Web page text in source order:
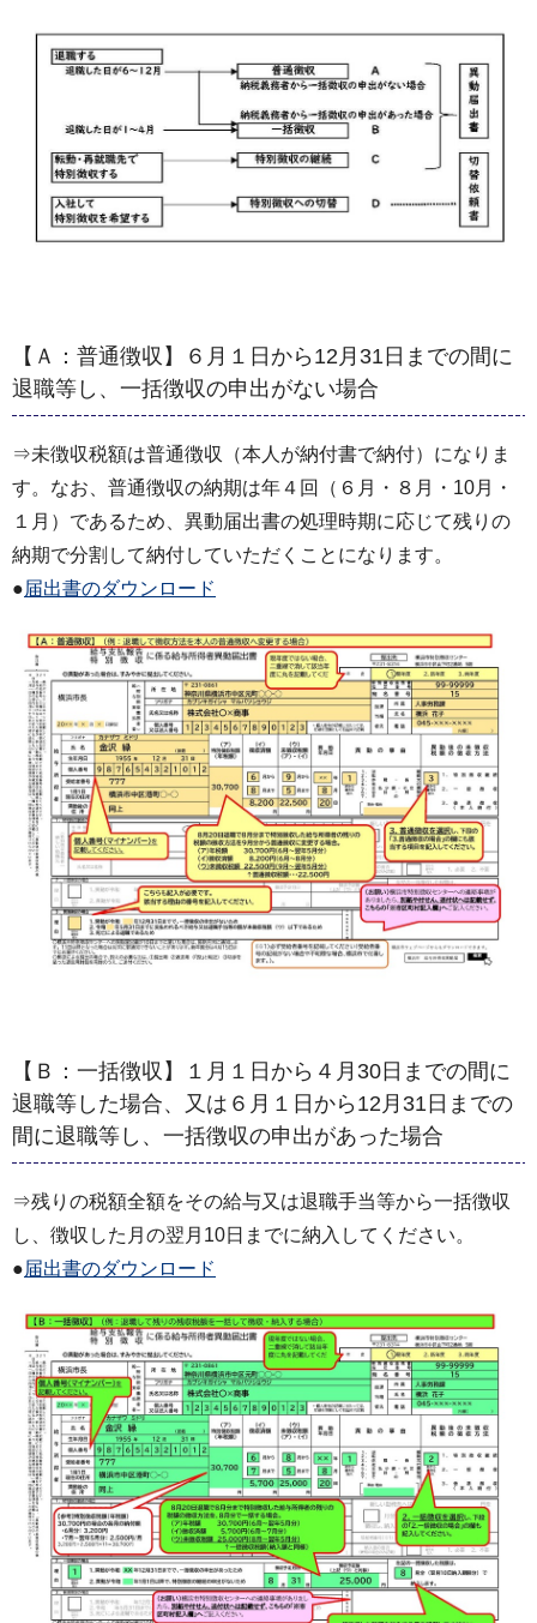
【Ａ：普通徴収】
６月１日から12月31日までの間に
退職等し、一括徴収の申出がない場合
⇒未徴収税額は普通徴収（本人が納付書で納付）になりま
す。なお、普通徴収の納期は年４回（６月・８月・10月・
１月）であるため、異動届出書の処理時期に応じて残りの
納期で分割して納付していただくことになります。
●届出書のダウンロード
【Ｂ：一括徴収】
１月１日から４月30日までの間に
退職等した場合、又は６月１日から12月31日までの
間に退職等し、一括徴収の申出があった場合
⇒残りの税額全額をその給与又は退職手当等から一括徴収
し、徴収した月の翌月10日までに納入してください。
●届出書のダウンロード